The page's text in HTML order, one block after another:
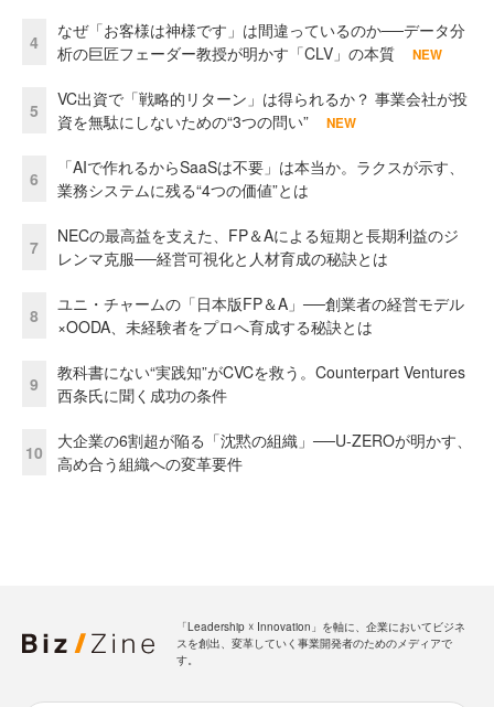
4
なぜ「お客様は神様です」は間違っているのか──データ分
析の巨匠フェーダー教授が明かす「CLV」の本質
NEW
5
VC出資で「戦略的リターン」は得られるか？ 事業会社が投
資を無駄にしないための“3つの問い”
NEW
6
「AIで作れるからSaaSは不要」は本当か。ラクスが示す、
業務システムに残る“4つの価値”とは
7
NECの最高益を支えた、FP＆Aによる短期と長期利益のジ
レンマ克服──経営可視化と人材育成の秘訣とは
8
ユニ・チャームの「日本版FP＆A」──創業者の経営モデル
×OODA、未経験者をプロへ育成する秘訣とは
9
教科書にない“実践知”がCVCを救う。Counterpart Ventures
西条氏に聞く成功の条件
10
大企業の6割超が陥る「沈黙の組織」──U-ZEROが明かす、
高め合う組織への変革要件
「Leadership ☓ Innovation」を軸に、企業においてビジネ
スを創出、変革していく事業開発者のためのメディアで
す。